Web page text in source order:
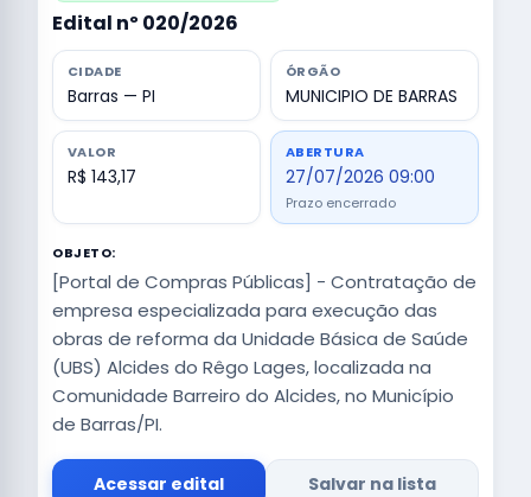
Edital nº 020/2026
CIDADE
Barras — PI
ÓRGÃO
MUNICIPIO DE BARRAS
VALOR
R$ 143,17
ABERTURA
27/07/2026 09:00
Prazo encerrado
OBJETO:
[Portal de Compras Públicas] - Contratação de
empresa especializada para execução das
obras de reforma da Unidade Básica de Saúde
(UBS) Alcides do Rêgo Lages, localizada na
Comunidade Barreiro do Alcides, no Município
de Barras/PI.
Acessar edital Salvar na lista